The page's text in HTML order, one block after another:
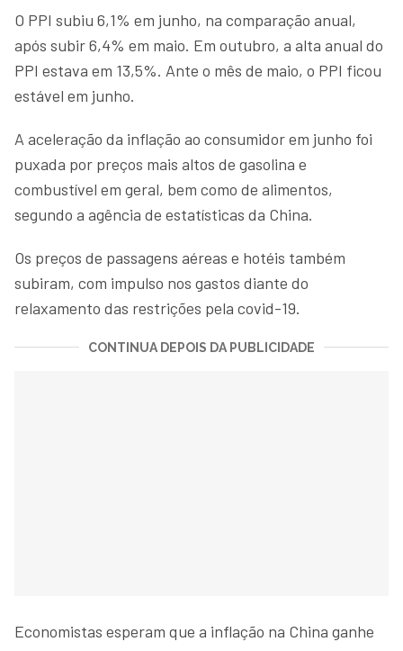
O PPI subiu 6,1% em junho, na comparação anual,
após subir 6,4% em maio. Em outubro, a alta anual do
PPI estava em 13,5%. Ante o mês de maio, o PPI ficou
estável em junho.
A aceleração da inflação ao consumidor em junho foi
puxada por preços mais altos de gasolina e
combustível em geral, bem como de alimentos,
segundo a agência de estatísticas da China.
Os preços de passagens aéreas e hotéis também
subiram, com impulso nos gastos diante do
relaxamento das restrições pela covid-19.
CONTINUA DEPOIS DA PUBLICIDADE
Economistas esperam que a inflação na China ganhe